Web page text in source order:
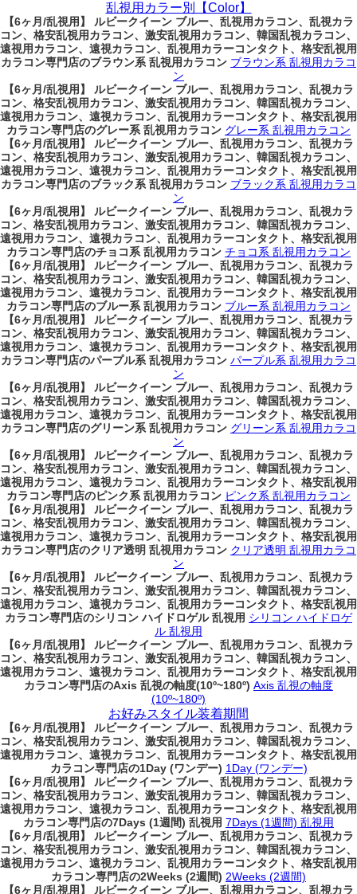
乱視用カラー別【Color】
【6ヶ月/乱視用】 ルビークイーン ブルー、乱視用カラコン、乱視カラ
コン、格安乱視用カラコン、激安乱視用カラコン、韓国乱視カラコン、
遠視用カラコン、遠視カラコン、乱視用カラーコンタクト、格安乱視用
カラコン専門店のブラウン系 乱視用カラコン ブラウン系 乱視用カラコ
ン
【6ヶ月/乱視用】 ルビークイーン ブルー、乱視用カラコン、乱視カラ
コン、格安乱視用カラコン、激安乱視用カラコン、韓国乱視カラコン、
遠視用カラコン、遠視カラコン、乱視用カラーコンタクト、格安乱視用
カラコン専門店のグレー系 乱視用カラコン グレー系 乱視用カラコン
【6ヶ月/乱視用】 ルビークイーン ブルー、乱視用カラコン、乱視カラ
コン、格安乱視用カラコン、激安乱視用カラコン、韓国乱視カラコン、
遠視用カラコン、遠視カラコン、乱視用カラーコンタクト、格安乱視用
カラコン専門店のブラック系 乱視用カラコン ブラック系 乱視用カラコ
ン
【6ヶ月/乱視用】 ルビークイーン ブルー、乱視用カラコン、乱視カラ
コン、格安乱視用カラコン、激安乱視用カラコン、韓国乱視カラコン、
遠視用カラコン、遠視カラコン、乱視用カラーコンタクト、格安乱視用
カラコン専門店のチョコ系 乱視用カラコン チョコ系 乱視用カラコン
【6ヶ月/乱視用】 ルビークイーン ブルー、乱視用カラコン、乱視カラ
コン、格安乱視用カラコン、激安乱視用カラコン、韓国乱視カラコン、
遠視用カラコン、遠視カラコン、乱視用カラーコンタクト、格安乱視用
カラコン専門店のブルー系 乱視用カラコン ブルー系 乱視用カラコン
【6ヶ月/乱視用】 ルビークイーン ブルー、乱視用カラコン、乱視カラ
コン、格安乱視用カラコン、激安乱視用カラコン、韓国乱視カラコン、
遠視用カラコン、遠視カラコン、乱視用カラーコンタクト、格安乱視用
カラコン専門店のパープル系 乱視用カラコン パープル系 乱視用カラコ
ン
【6ヶ月/乱視用】 ルビークイーン ブルー、乱視用カラコン、乱視カラ
コン、格安乱視用カラコン、激安乱視用カラコン、韓国乱視カラコン、
遠視用カラコン、遠視カラコン、乱視用カラーコンタクト、格安乱視用
カラコン専門店のグリーン系 乱視用カラコン グリーン系 乱視用カラコ
ン
【6ヶ月/乱視用】 ルビークイーン ブルー、乱視用カラコン、乱視カラ
コン、格安乱視用カラコン、激安乱視用カラコン、韓国乱視カラコン、
遠視用カラコン、遠視カラコン、乱視用カラーコンタクト、格安乱視用
カラコン専門店のピンク系 乱視用カラコン ピンク系 乱視用カラコン
【6ヶ月/乱視用】 ルビークイーン ブルー、乱視用カラコン、乱視カラ
コン、格安乱視用カラコン、激安乱視用カラコン、韓国乱視カラコン、
遠視用カラコン、遠視カラコン、乱視用カラーコンタクト、格安乱視用
カラコン専門店のクリア透明 乱視用カラコン クリア透明 乱視用カラコ
ン
【6ヶ月/乱視用】 ルビークイーン ブルー、乱視用カラコン、乱視カラ
コン、格安乱視用カラコン、激安乱視用カラコン、韓国乱視カラコン、
遠視用カラコン、遠視カラコン、乱視用カラーコンタクト、格安乱視用
カラコン専門店のシリコン ハイドロゲル 乱視用 シリコン ハイドロゲ
ル 乱視用
【6ヶ月/乱視用】 ルビークイーン ブルー、乱視用カラコン、乱視カラ
コン、格安乱視用カラコン、激安乱視用カラコン、韓国乱視カラコン、
遠視用カラコン、遠視カラコン、乱視用カラーコンタクト、格安乱視用
カラコン専門店のAxis 乱視の軸度(10º~180º) Axis 乱視の軸度
(10º~180º)
お好みスタイル装着期間
【6ヶ月/乱視用】 ルビークイーン ブルー、乱視用カラコン、乱視カラ
コン、格安乱視用カラコン、激安乱視用カラコン、韓国乱視カラコン、
遠視用カラコン、遠視カラコン、乱視用カラーコンタクト、格安乱視用
カラコン専門店の1Day (ワンデー) 1Day (ワンデー)
【6ヶ月/乱視用】 ルビークイーン ブルー、乱視用カラコン、乱視カラ
コン、格安乱視用カラコン、激安乱視用カラコン、韓国乱視カラコン、
遠視用カラコン、遠視カラコン、乱視用カラーコンタクト、格安乱視用
カラコン専門店の7Days (1週間) 乱視用 7Days (1週間) 乱視用
【6ヶ月/乱視用】 ルビークイーン ブルー、乱視用カラコン、乱視カラ
コン、格安乱視用カラコン、激安乱視用カラコン、韓国乱視カラコン、
遠視用カラコン、遠視カラコン、乱視用カラーコンタクト、格安乱視用
カラコン専門店の2Weeks (2週間) 2Weeks (2週間)
【6ヶ月/乱視用】 ルビークイーン ブルー、乱視用カラコン、乱視カラ